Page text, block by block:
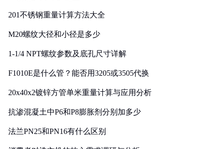
201不锈钢重量计算方法大全
M20螺纹大径和小径是多少
1-1/4 NPT螺纹参数及底孔尺寸详解
F1010E是什么管？能否用3205或3505代换
20x40x2镀锌方管单米重量计算与应用分析
抗渗混凝土中P6和P8膨胀剂分别加多少
法兰PN25和PN16有什么区别